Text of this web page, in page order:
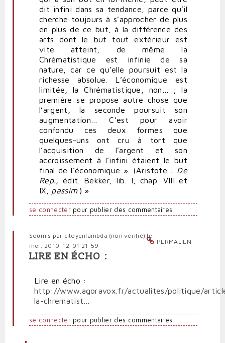
dit infini dans sa tendance, parce qu’il
cherche toujours à s’approcher de plus
en plus de ce but, à la différence des
arts dont le but tout extérieur est
vite atteint, de même la
Chrématistique est infinie de sa
nature, car ce qu’elle poursuit est la
richesse absolue. L’économique est
limitée, la Chrématistique, non… ; la
première se propose autre chose que
l’argent, la seconde poursuit son
augmentation… C’est pour avoir
confondu ces deux formes que
quelques-uns ont cru à tort que
l’acquisition de l’argent et son
accroissement à l’infini étaient le but
final de l’économique ». (Aristote : De
Rep., édit. Bekker, lib. I, chap. VIII et
IX, passim.) »
se connecterpour publier des commentaires
PERMALIEN
Soumis par citoyenlambda (non vérifié) le
mer, 2010-12-01 21:59
LIRE EN ÉCHO :
Lire en écho :
http://www.agoravox.fr/actualites/politique/
la-chrematist…
se connecterpour publier des commentaires